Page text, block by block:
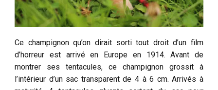
Ce champignon qu’on dirait sorti tout droit d’un film
d’horreur est arrivé en Europe en 1914. Avant de
montrer ses tentacules, ce champignon grossit à
l’intérieur d’un sac transparent de 4 à 6 cm. Arrivés à